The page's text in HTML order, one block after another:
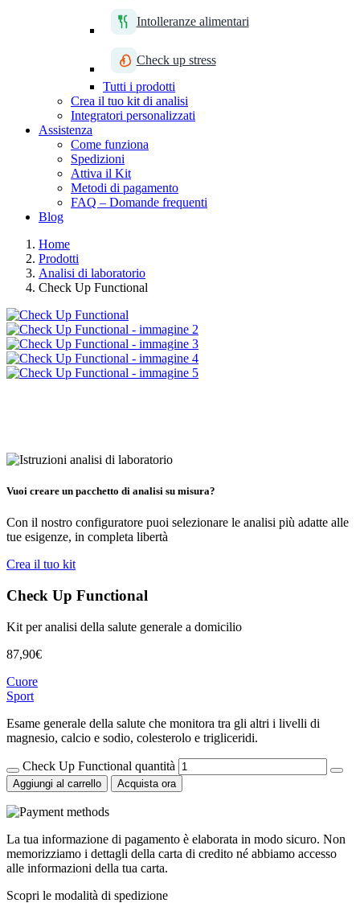
Intolleranze alimentari
Check up stress
Tutti i prodotti
Crea il tuo kit di analisi
Integratori personalizzati
Assistenza
Come funziona
Spedizioni
Attiva il Kit
Metodi di pagamento
FAQ – Domande frequenti
Blog
Home
Prodotti
Analisi di laboratorio
Check Up Functional
Vuoi creare un pacchetto di analisi su misura?
Con il nostro configuratore puoi selezionare le analisi più adatte alle
tue esigenze, in completa libertà
Crea il tuo kit
Check Up Functional
Kit per analisi della salute generale a domicilio
87,90€
Cuore
Sport
Esame generale della salute che monitora tra gli altri i livelli di
magnesio, calcio e sodio, colesterolo e trigliceridi.
Check Up Functional quantità
Aggiungi al carrello Acquista ora
La tua informazione di pagamento è elaborata in modo sicuro. Non
memorizziamo i dettagli della carta di credito né abbiamo accesso
alle informazioni della tua carta.
Scopri le modalità di spedizione